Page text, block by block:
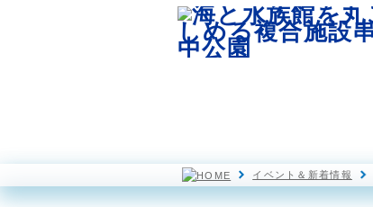
イベント＆新着情報